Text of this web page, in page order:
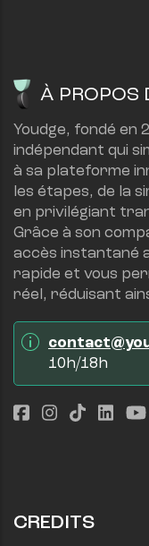
À PROPOS
Youdge, fondé en
indépendant qui
à sa plateforme
les étapes, de la
en privilégiant
Grâce à son
accès instantané
rapide et vous
réel, réduisant
10h/18h
CREDITS